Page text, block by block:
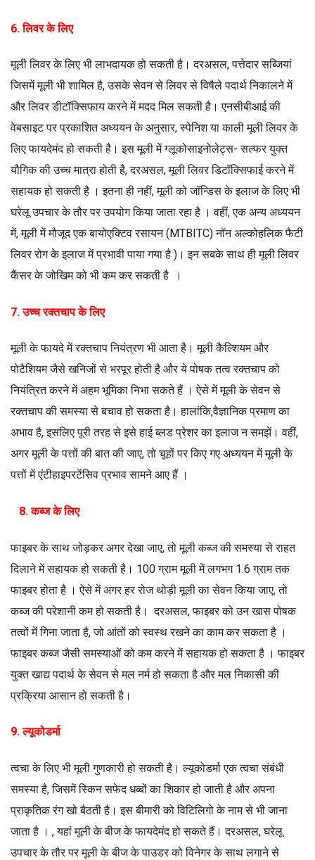
6. लिवर के लिए
मूली लिवर के लिए भी लाभदायक हो सकती है। दरअसल, पत्तेदार सब्जियां
जिसमें मूली भी शामिल है, उसके सेवन से लिवर से विषैले पदार्थ निकालने में
और लिवर डीटॉक्सिफाय करने में मदद मिल सकती है। एनसीबीआई की
वेबसाइट पर प्रकाशित अध्ययन के अनुसार, स्पेनिश या काली मूली लिवर के
लिए फायदेमंद हो सकती है। इस मूली में ग्लूकोसाइनोलेट्स- सल्फर युक्त
यौगिक की उच्च मात्रा होती है, दरअसल, मूली लिवर डिटॉक्सिफाई करने में
सहायक हो सकती है । इतना ही नहीं, मूली को जॉन्डिस के इलाज के लिए भी
घरेलू उपचार के तौर पर उपयोग किया जाता रहा है । वहीं, एक अन्य अध्ययन
में, मूली में मौजूद एक बायोएक्टिव रसायन (MTBITC) नॉन अल्कोहलिक फैटी
लिवर रोग के इलाज में प्रभावी पाया गया है )। इन सबके साथ ही मूली लिवर
कैंसर के जोखिम को भी कम कर सकती है ।
7. उच्च रक्तचाप के लिए
मूली के फायदे में रक्तचाप नियंत्रण भी आता है। मूली कैल्शियम और
पोटैशियम जैसे खनिजों से भरपूर होती है और ये पोषक तत्व रक्तचाप को
नियंत्रित करने में अहम भूमिका निभा सकते हैं । ऐसे में मूली के सेवन से
रक्तचाप की समस्या से बचाव हो सकता है। हालांकि,वैज्ञानिक प्रमाण का
अभाव है, इसलिए पूरी तरह से इसे हाई ब्लड प्रेशर का इलाज न समझें। वहीं,
अगर मूली के पत्तों की बात की जाए, तो चूहों पर किए गए अध्ययन में मूली के
पत्तों में एंटीहाइपरटेंसिव प्रभाव सामने आए हैं ।
8. कब्ज के लिए
फाइबर के साथ जोड़कर अगर देखा जाए, तो मूली कब्ज की समस्या से राहत
दिलाने में सहायक हो सकती है। 100 ग्राम मूली में लगभग 1.6 ग्राम तक
फाइबर होता है । ऐसे में अगर हर रोज थोड़ी मूली का सेवन किया जाए, तो
कब्ज की परेशानी कम हो सकती है। दरअसल, फाइबर को उन खास पोषक
तत्वों में गिना जाता है, जो आंतों को स्वस्थ रखने का काम कर सकता है ।
फाइबर कब्ज जैसी समस्याओं को कम करने में सहायक हो सकता है । फाइबर
युक्त खाद्य पदार्थ के सेवन से मल नर्म हो सकता है और मल निकासी की
प्रक्रिया आसान हो सकती है।
9. ल्यूकोडर्मा
त्वचा के लिए भी मूली गुणकारी हो सकती है। ल्यूकोडर्मा एक त्वचा संबंधी
समस्या है, जिसमें स्किन सफेद धब्बों का शिकार हो जाती है और अपना
प्राकृतिक रंग खो बैठती है। इस बीमारी को विटिलिगो के नाम से भी जाना
जाता है । , यहां मूली के बीज के फायदेमंद हो सकते हैं। दरअसल, घरेलू
उपचार के तौर पर मूली के बीज के पाउडर को विनेगर के साथ लगाने से